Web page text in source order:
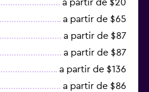
a partir de $20
a partir de $65
a partir de $87
a partir de $87
a partir de $136
a partir de $86